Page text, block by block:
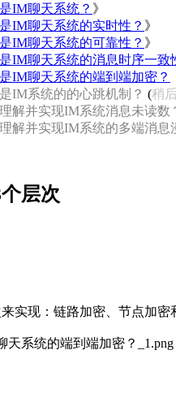
IM聊天系统？ 》
IM聊天系统的实时性？ 》
IM聊天系统的可靠性？ 》
IM聊天系统的消息时序一致
IM聊天系统的端到端加密？
IM系统的的心跳机制？ (稍
解并实现IM系统消息未读数
解并实现IM系统的多端消息
层次
实现：链路加密、节点加密